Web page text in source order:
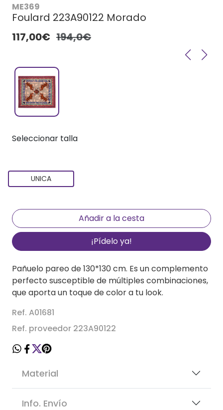
ME369
Foulard 223A90122 Morado
117,00€ 194,0€
Seleccionar talla
UNICA
¡Pídelo ya!
Pañuelo pareo de 130*130 cm. Es un complemento
perfecto susceptible de múltiples combinaciones,
que aporta un toque de color a tu look.
Ref. A01681
Ref. proveedor 223A90122
Material
Info. Envío